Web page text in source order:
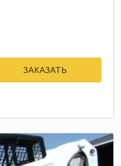
ЗАКАЗАТЬ